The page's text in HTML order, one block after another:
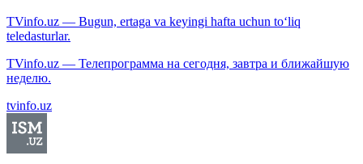
TVinfo.uz — Bugun, ertaga va keyingi hafta uchun to‘liq
teledasturlar.
TVinfo.uz — Телепрограмма на сегодня, завтра и ближайшую
неделю.
tvinfo.uz